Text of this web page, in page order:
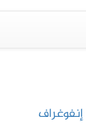
إنفوغراف